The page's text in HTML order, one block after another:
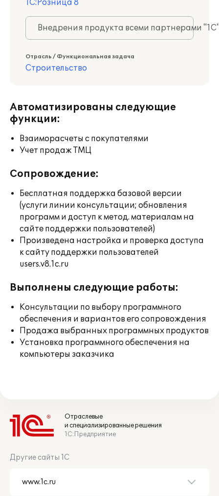
1С:Розница 8
Внедрения продукта всеми партнерами
Отрасль / Функциональная задача
Строительство
Автоматизированы следующие
функции:
Взаиморасчеты с покупателями
Учет продаж ТМЦ
Сопровождение:
Бесплатная поддержка базовой версии
(услуги линии консультации; обновления
программ и доступ к метод. материалам на
сайте поддержки пользователей)
Произведена настройка и проверка доступа
к сайту поддержки пользователей
users.v8.1c.ru
Выполнены следующие работы:
Консультации по выбору программного
обеспечения и вариантов его сопровождения
Продажа выбранных программных продуктов
Установка программного обеспечения на
компьютеры заказчика
Отраслевые
и специализированные решения
1С:Предприятие
Другие сайты 1С